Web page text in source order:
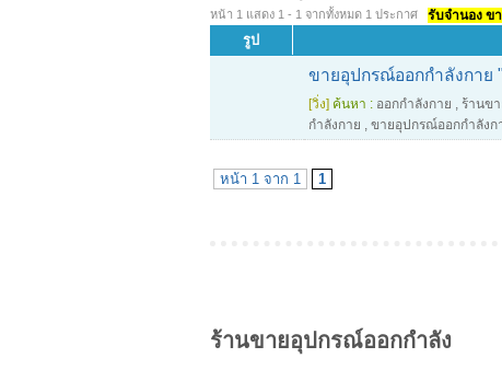
หน้า 1 แสดง 1 - 1 จากทั้งหมด 1 ประกาศ รับจำนอง ข
รูป
ขายอุปกรณ์ออกกำลังกาย
[วิ่ง] ค้นหา : ออกกำลังกาย , ร้านข
กำลังกาย , ขายอุปกรณ์ออกกำลังก
หน้า 1 จาก 1 1
ร้านขายอุปกรณ์ออกกำลัง